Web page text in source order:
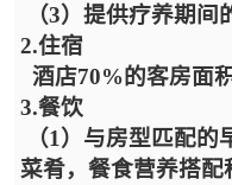
（3）提供疗养期
2.住宿
酒店70%的客房面
3.餐饮
（1）与房型匹配
菜肴，餐食营养搭